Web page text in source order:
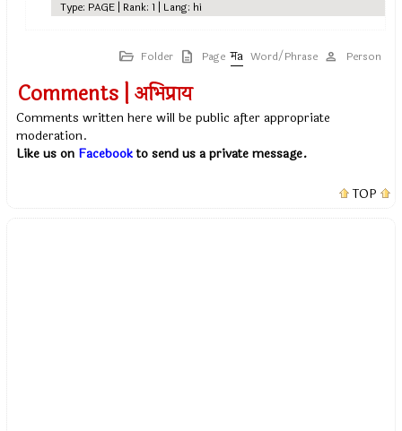
Type: PAGE | Rank: 1 | Lang: hi
Folder Page Word/Phrase Person
Comments | अभिप्राय
Comments written here will be public after appropriate
moderation.
Like us on Facebookto send us a private message.
TOP